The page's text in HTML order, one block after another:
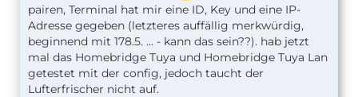
pairen, Terminal hat mir eine ID, Key und eine IP-
Adresse gegeben (letzteres auffällig merkwürdig,
beginnend mit 178.5. ... - kann das sein??). hab jetzt
mal das Homebridge Tuya und Homebridge Tuya Lan
getestet mit der config, jedoch taucht der
Lufterfrischer nicht auf.